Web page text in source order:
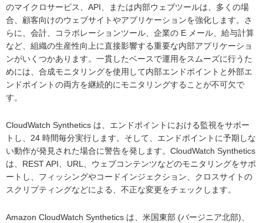
のマイクロサービス、API、または内部ウェブツールは、多くの場
合、顧客向けのウェブサイトやアプリケーションを強化します。さ
らに、会計、コラボレーションツール、企業の E メール、給与計算
など、組織の生産性向上に直接影響する重要な内部アプリケーショ
ンがいくつかあります。一貫したベースで運用をスムーズに行うた
めには、合成モニタリングを使用して内部エンドポイントと外部エ
ンドポイントの両方を継続的にモニタリングすることが不可欠で
す。
CloudWatch Synthetics は、エンドポイントにおける監視をサポー
トし、24 時間毎分実行します。そして、エンドポイントに予期しな
い動作が発見された場合に警告を発します。CloudWatch Synthetics
は、REST API、URL、ウェブコンテンツなどのモニタリングをサポ
ートし、フィッシングやコードインジェクション、クロスサイトの
スクリプティングなどによる、不正な変更をチェックします。
Amazon CloudWatch Synthetics は、米国東部 (バージニア北部)、